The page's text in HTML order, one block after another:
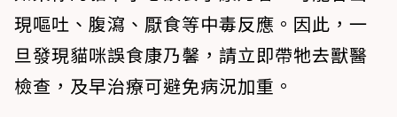
現嘔吐、腹瀉、厭食等中毒反應。因此，一
旦發現貓咪誤食康乃馨，請立即帶牠去獸醫
檢查，及早治療可避免病況加重。